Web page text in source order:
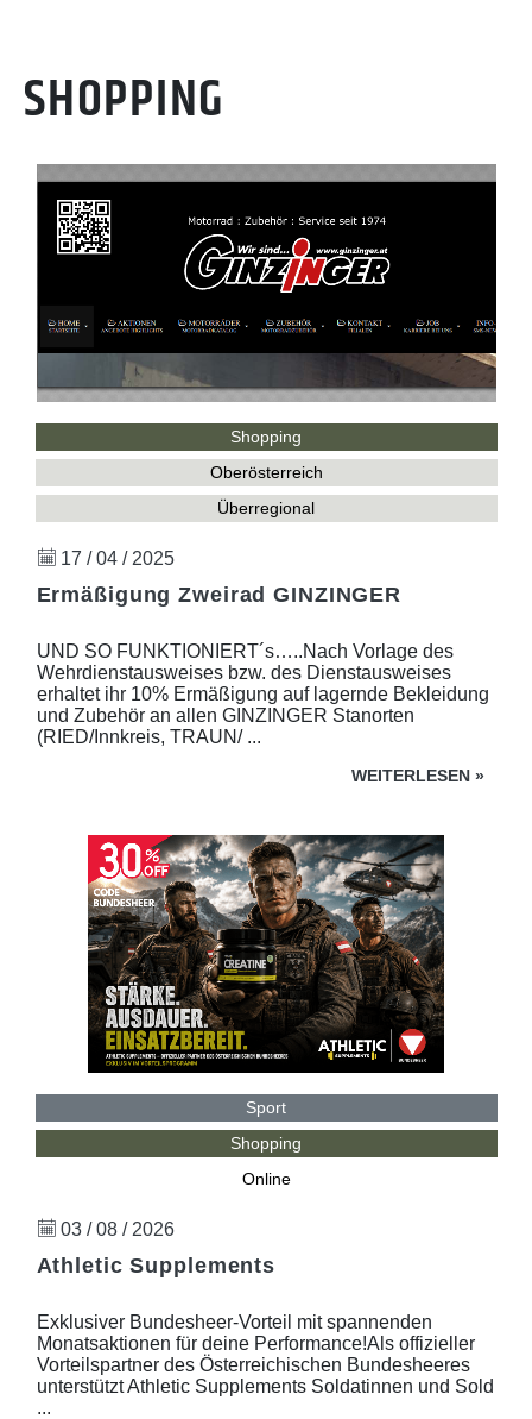
SHOPPING
Shopping
Oberösterreich
Überregional
17 / 04 / 2025
Ermäßigung Zweirad GINZINGER
UND SO FUNKTIONIERT´s…..Nach Vorlage des
Wehrdienstausweises bzw. des Dienstausweises
erhaltet ihr 10% Ermäßigung auf lagernde Bekleidung
und Zubehör an allen GINZINGER Stanorten
(RIED/Innkreis, TRAUN/ ...
WEITERLESEN »
Sport
Shopping
Online
03 / 08 / 2026
Athletic Supplements
Exklusiver Bundesheer-Vorteil mit spannenden
Monatsaktionen für deine Performance!Als offizieller
Vorteilspartner des Österreichischen Bundesheeres
unterstützt Athletic Supplements Soldatinnen und Sold
...